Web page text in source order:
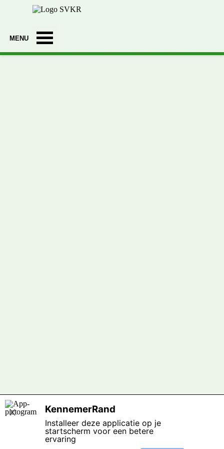
Ga naar de inhoud
KennemerRand
Installeer deze applicatie op je
startscherm voor een betere
ervaring
X